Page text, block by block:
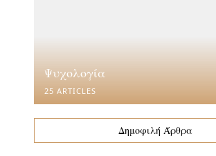
Ψυχολογία
25 ARTICLES
Δημοφιλή Άρθρα